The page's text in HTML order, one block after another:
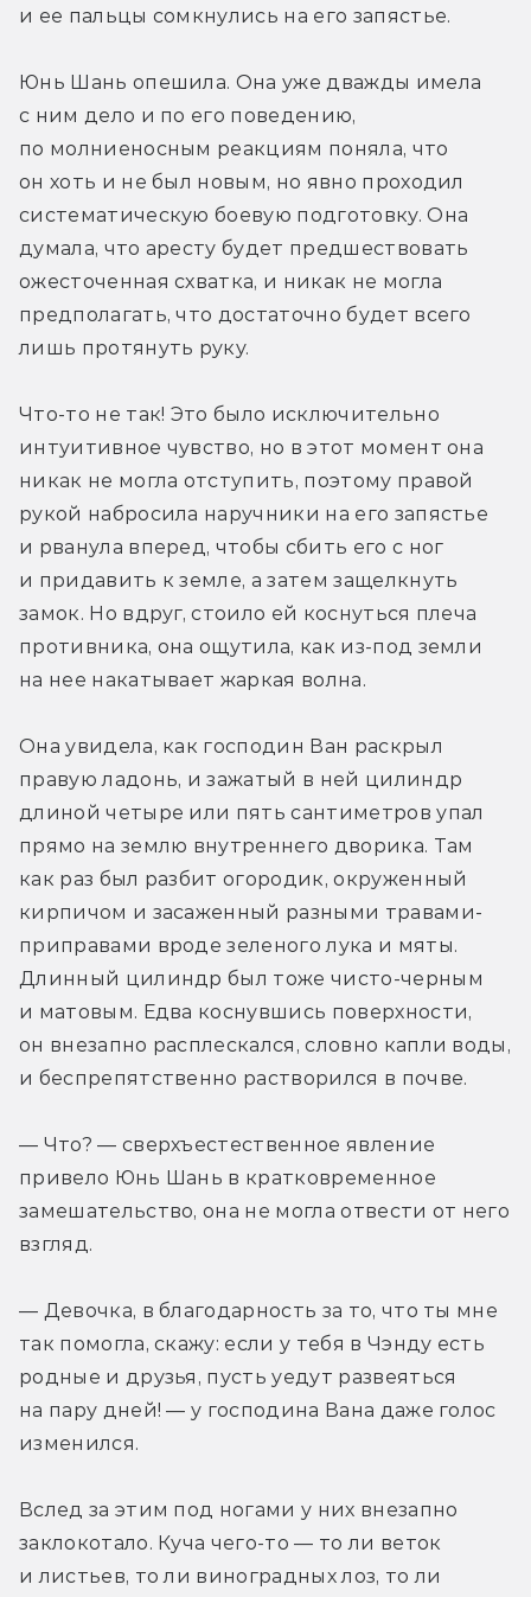
и ее пальцы сомкнулись на его запястье.
Юнь Шань опешила. Она уже дважды имела
с ним дело и по его поведению,
по молниеносным реакциям поняла, что
он хоть и не был новым, но явно проходил
систематическую боевую подготовку. Она
думала, что аресту будет предшествовать
ожесточенная схватка, и никак не могла
предполагать, что достаточно будет всего
лишь протянуть руку.
Что-то не так! Это было исключительно
интуитивное чувство, но в этот момент она
никак не могла отступить, поэтому правой
рукой набросила наручники на его запястье
и рванула вперед, чтобы сбить его с ног
и придавить к земле, а затем защелкнуть
замок. Но вдруг, стоило ей коснуться плеча
противника, она ощутила, как из-под земли
на нее накатывает жаркая волна.
Она увидела, как господин Ван раскрыл
правую ладонь, и зажатый в ней цилиндр
длиной четыре или пять сантиметров упал
прямо на землю внутреннего дворика. Там
как раз был разбит огородик, окруженный
кирпичом и засаженный разными травами-
приправами вроде зеленого лука и мяты.
Длинный цилиндр был тоже чисто-черным
и матовым. Едва коснувшись поверхности,
он внезапно расплескался, словно капли воды,
и беспрепятственно растворился в почве.
— Что? — сверхъестественное явление
привело Юнь Шань в кратковременное
замешательство, она не могла отвести от него
взгляд.
— Девочка, в благодарность за то, что ты мне
так помогла, скажу: если у тебя в Чэнду есть
родные и друзья, пусть уедут развеяться
на пару дней! — у господина Вана даже голос
изменился.
Вслед за этим под ногами у них внезапно
заклокотало. Куча чего-то — то ли веток
и листьев, то ли виноградных лоз, то ли